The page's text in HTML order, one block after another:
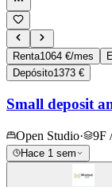
Renta1064 €/mes
Depósito1373 €
Small deposit
Open Studio· 9F
Hace 1 sem